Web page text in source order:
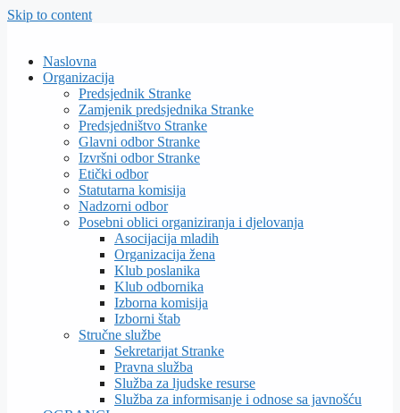
Skip to content
Naslovna
Organizacija
Predsjednik Stranke
Zamjenik predsjednika Stranke
Predsjedništvo Stranke
Glavni odbor Stranke
Izvršni odbor Stranke
Etički odbor
Statutarna komisija
Nadzorni odbor
Posebni oblici organiziranja i djelovanja
Asocijacija mladih
Organizacija žena
Klub poslanika
Klub odbornika
Izborna komisija
Izborni štab
Stručne službe
Sekretarijat Stranke
Pravna služba
Služba za ljudske resurse
Služba za informisanje i odnose sa javnošću